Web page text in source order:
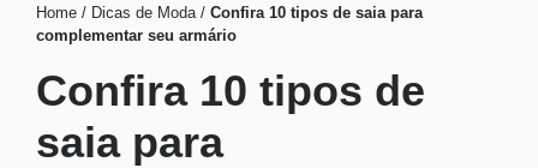
Home / Dicas de Moda/ Confira 10 tipos de saia para
complementar seu armário
Confira 10 tipos de
saia para